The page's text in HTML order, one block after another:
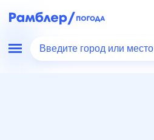
Введите город или место